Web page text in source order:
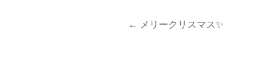
投
← メリークリスマス✨